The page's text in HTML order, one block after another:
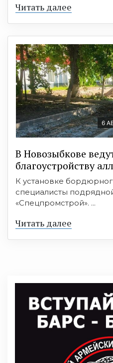
Читать далее
6
В Новозыбкове
благоустройству
К установке
специалисты
«Спецпромстрой». ...
Читать далее